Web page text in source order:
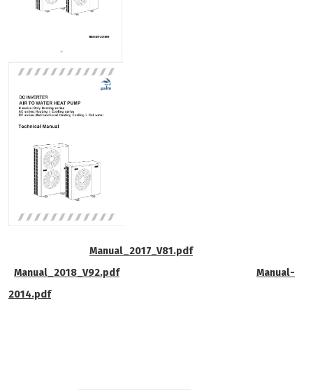
Manual_2017_V81.pdf
Manual_2018_V92.pdf
Manual-
2014.pdf